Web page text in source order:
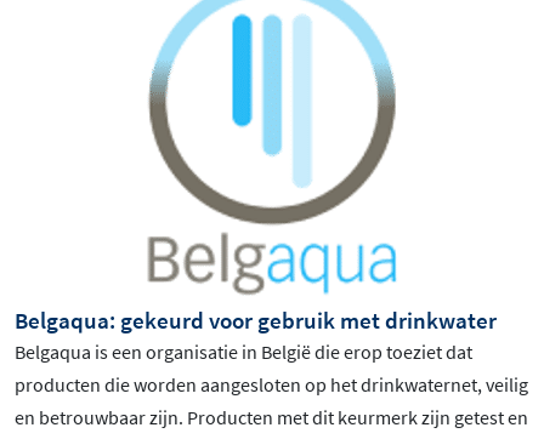
Belgaqua: gekeurd voor gebruik met drinkwater
Belgaqua is een organisatie in België die erop toeziet dat
producten die worden aangesloten op het drinkwaternet, veilig
en betrouwbaar zijn. Producten met dit keurmerk zijn getest en